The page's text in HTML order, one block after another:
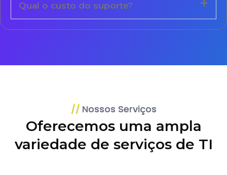
Qual o custo do suporte?
Nossos Serviços
Oferecemos uma ampla
variedade de serviços de TI